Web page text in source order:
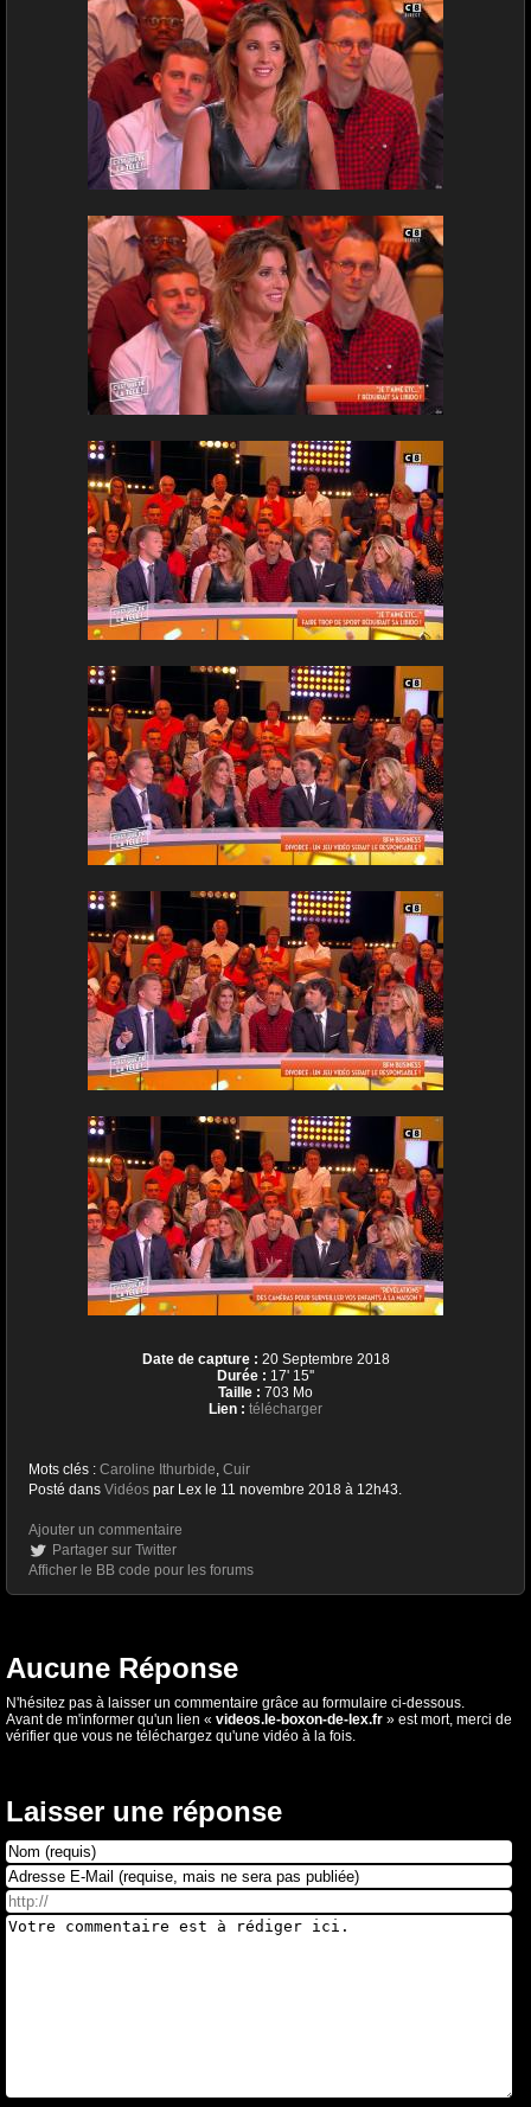
Date de capture : 20 Septembre 2018
Durée : 17' 15''
Taille : 703 Mo
Lien : télécharger
Mots clés : Caroline Ithurbide, Cuir
Posté dans Vidéos par Lex le 11 novembre 2018 à 12h43.
Ajouter un commentaire
Partager sur Twitter
Afficher le BB code pour les forums
Aucune Réponse
N'hésitez pas à laisser un commentaire grâce au formulaire ci-dessous.
Avant de m'informer qu'un lien « videos.le-boxon-de-lex.fr » est mort, merci de
vérifier que vous ne téléchargez qu'une vidéo à la fois.
Laisser une réponse